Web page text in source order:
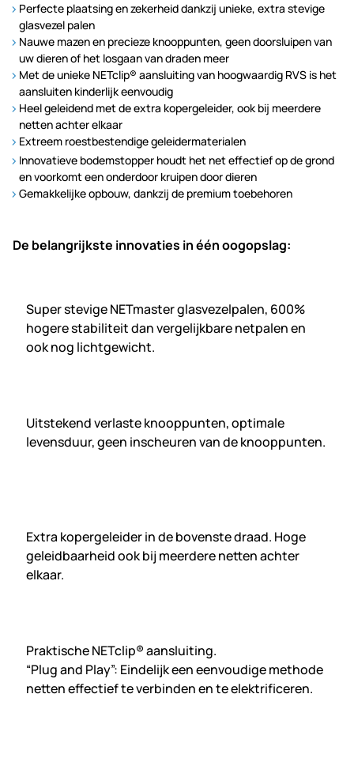
Perfecte plaatsing en zekerheid dankzij unieke, extra stevige
glasvezel palen
Nauwe mazen en precieze knooppunten, geen doorsluipen van
uw dieren of het losgaan van draden meer
Met de unieke NETclip® aansluiting van hoogwaardig RVS is het
aansluiten kinderlijk eenvoudig
Heel geleidend met de extra kopergeleider, ook bij meerdere
netten achter elkaar
Extreem roestbestendige geleidermaterialen
Innovatieve bodemstopper houdt het net effectief op de grond
en voorkomt een onderdoor kruipen door dieren
Gemakkelijke opbouw, dankzij de premium toebehoren
De belangrijkste innovaties in één oogopslag:
Super stevige NETmaster glasvezelpalen, 600%
hogere stabiliteit dan vergelijkbare netpalen en
ook nog lichtgewicht.
Uitstekend verlaste knooppunten, optimale
levensduur, geen inscheuren van de knooppunten.
Extra kopergeleider in de bovenste draad. Hoge
geleidbaarheid ook bij meerdere netten achter
elkaar.
Praktische NETclip® aansluiting.
“Plug and Play”: Eindelijk een eenvoudige methode
netten effectief te verbinden en te elektrificeren.